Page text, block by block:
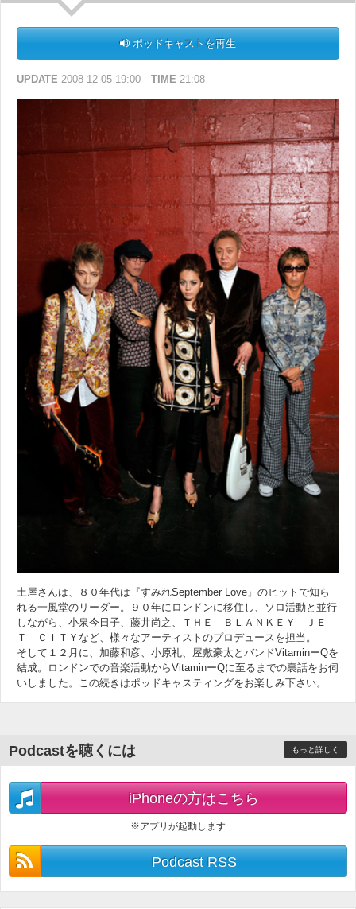
ポッドキャストを再生
UPDATE 2008-12-05 19:00 TIME 21:08
土屋さんは、８０年代は『すみれSeptember Love』のヒットで知ら
れる一風堂のリーダー。９０年にロンドンに移住し、ソロ活動と並行
しながら、小泉今日子、藤井尚之、ＴＨＥ ＢＬＡＮＫＥＹ ＪＥ
Ｔ ＣＩＴＹなど、様々なアーティストのプロデュースを担当。
そして１２月に、加藤和彦、小原礼、屋敷豪太とバンドVitaminーQを
結成。ロンドンでの音楽活動からVitaminーQに至るまでの裏話をお伺
いしました。この続きはポッドキャスティングをお楽しみ下さい。
Podcastを聴くには もっと詳しく
iPhoneの方はこちら
※アプリが起動します
Podcast RSS